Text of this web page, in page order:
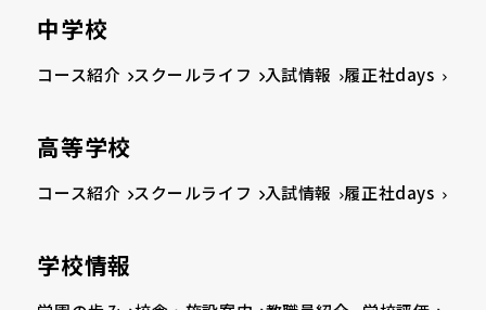
中学校
コース紹介 スクールライフ 入試情報 履正社days
高等学校
コース紹介 スクールライフ 入試情報 履正社days
学校情報